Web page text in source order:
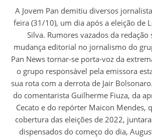
A Jovem Pan demitiu diversos jornalistas nesta segunda-
feira (31/10), um dia após a eleição de
Silva. Rumores vazados da redação
mudança editorial no jornalismo do
Pan News tornar-se porta-voz da
o grupo responsável pela emissora
sua rota com a derrota de Jair
do comentarista Guilherme Fiuza, da
Cecato e do repórter Maicon Mendes,
cobertura das eleições de 2022,
dispensados do começo do dia,